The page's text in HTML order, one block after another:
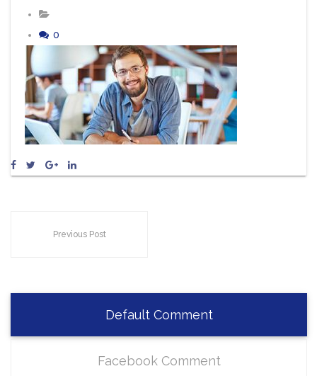
0
Previous Post
Default Comment
Facebook Comment